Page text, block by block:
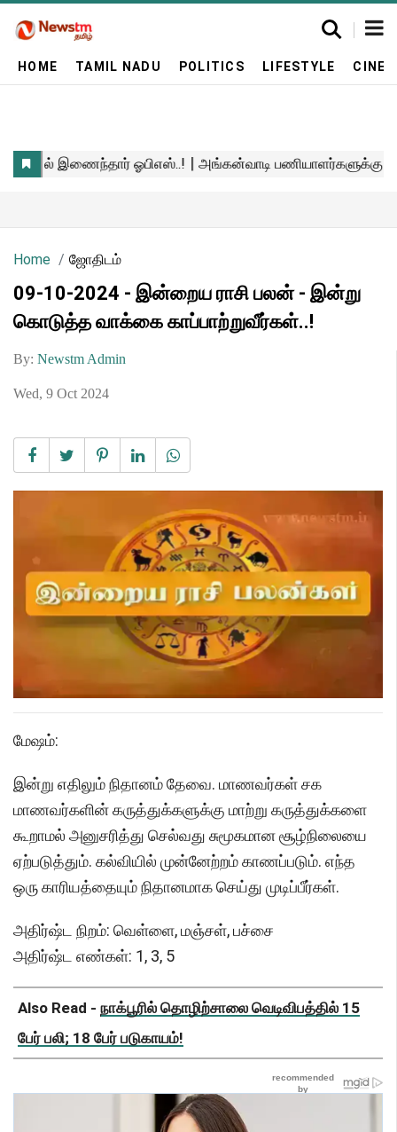
HOME TAMIL NADU POLITICS LIFESTYLE
Home ஜோதிடம்
09-10-2024 - இன்றைய ராசி பலன் - இன்று
கொடுத்த வாக்கை காப்பாற்றுவீர்கள்..!
By: Newstm Admin
Wed, 9 Oct 2024
மேஷம்:
இன்று எதிலும் நிதானம் தேவை. மாணவர்கள் சக
மாணவர்களின் கருத்துக்களுக்கு மாற்று கருத்துக்களை
கூறாமல் அனுசரித்து செல்வது சுமூகமான சூழ்நிலையை
ஏற்படுத்தும். கல்வியில் முன்னேற்றம் காணப்படும். எந்த
ஒரு காரியத்தையும் நிதானமாக செய்து முடிப்பீர்கள்.
அதிர்ஷ்ட நிறம்: வெள்ளை, மஞ்சள், பச்சை
அதிர்ஷ்ட எண்கள்: 1, 3, 5
Also Read - நாக்பூரில் தொழிற்சாலை வெடிவிபத்தில் 15
பேர் பலி; 18 பேர் படுகாயம்!